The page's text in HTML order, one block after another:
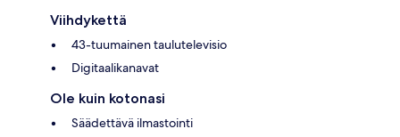
Viihdykettä
43-tuumainen taulutelevisio
Digitaalikanavat
Ole kuin kotonasi
Säädettävä ilmastointi